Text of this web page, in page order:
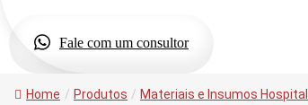
Fale com um consultor
Home / Produtos / Materiais e Insumos